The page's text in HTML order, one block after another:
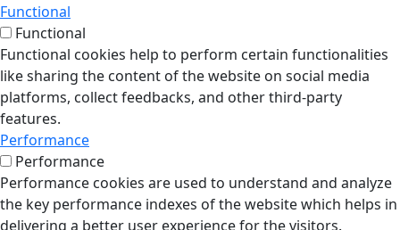
Functional
Functional
Functional cookies help to perform certain functionalities
like sharing the content of the website on social media
platforms, collect feedbacks, and other third-party
features.
Performance
Performance
Performance cookies are used to understand and analyze
the key performance indexes of the website which helps in
delivering a better user experience for the visitors.